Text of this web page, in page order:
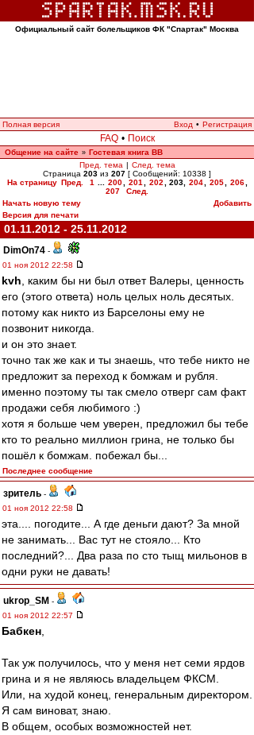
Официальный сайт болельщиков ФК "Спартак" Москва
Полная версия Вход • Регистрация
FAQ • Поиск
Общение на сайте » Гостевая книга ВВ
Пред. тема | След. тема
Страница 203 из 207 [ Сообщений: 10338 ]
На страницу Пред. 1 200 201 202 203 204 205 206
207
След.
Начать новую тему
Добавить
Версия для печати
01.11.2012 - 25.11.2012
DimOn74 -
01 ноя 2012 22:58
kvh , каким бы ни был ответ Валеры, ценность
его (этого ответа) ноль целых ноль десятых.
потому как никто из Барселоны ему не
позвонит никогда.
и он это знает.
точно так же как и ты знаешь, что тебе никто не
предложит за переход к бомжам и рубля.
именно поэтому ты так смело отверг сам факт
продажи себя любимого :)
хотя я больше чем уверен, предложил бы тебе
кто то реально миллион грина, не только бы
пошёл к бомжам. побежал бы...
Последнее сообщение
зpитель -
01 ноя 2012 22:58
эта.... погодите... А где деньги дают? За мной
не занимать... Вас тут не стояло... Кто
последний?... Два раза по сто тыщ мильонов в
одни руки не давать!
ukrop_SM -
01 ноя 2012 22:57
Бабкен
Так уж получилось, что у меня нет семи ярдов
грина и я не являюсь владельцем ФКСМ.
Или, на худой конец, генеральным директором.
Я сам виноват, знаю.
В общем, особых возможностей нет.